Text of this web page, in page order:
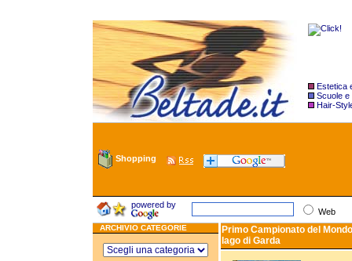
Estetica
Scuole e
Hair-
Shopping
powered by
Web
ARCHIVIO CATEGORIE
Primo Campionato del
lago di Garda